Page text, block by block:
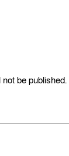
be published.